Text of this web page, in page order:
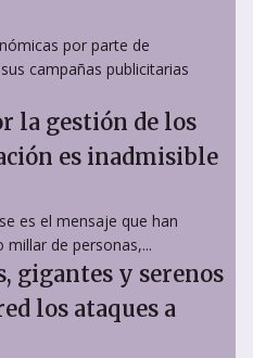
por parte de
campañas publicitarias
la gestión de los
es inadmisible
es el mensaje que han
de personas,...
gigantes y serenos
los ataques a